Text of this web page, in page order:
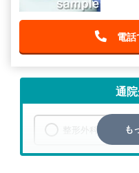
電話
通
整形外科 も